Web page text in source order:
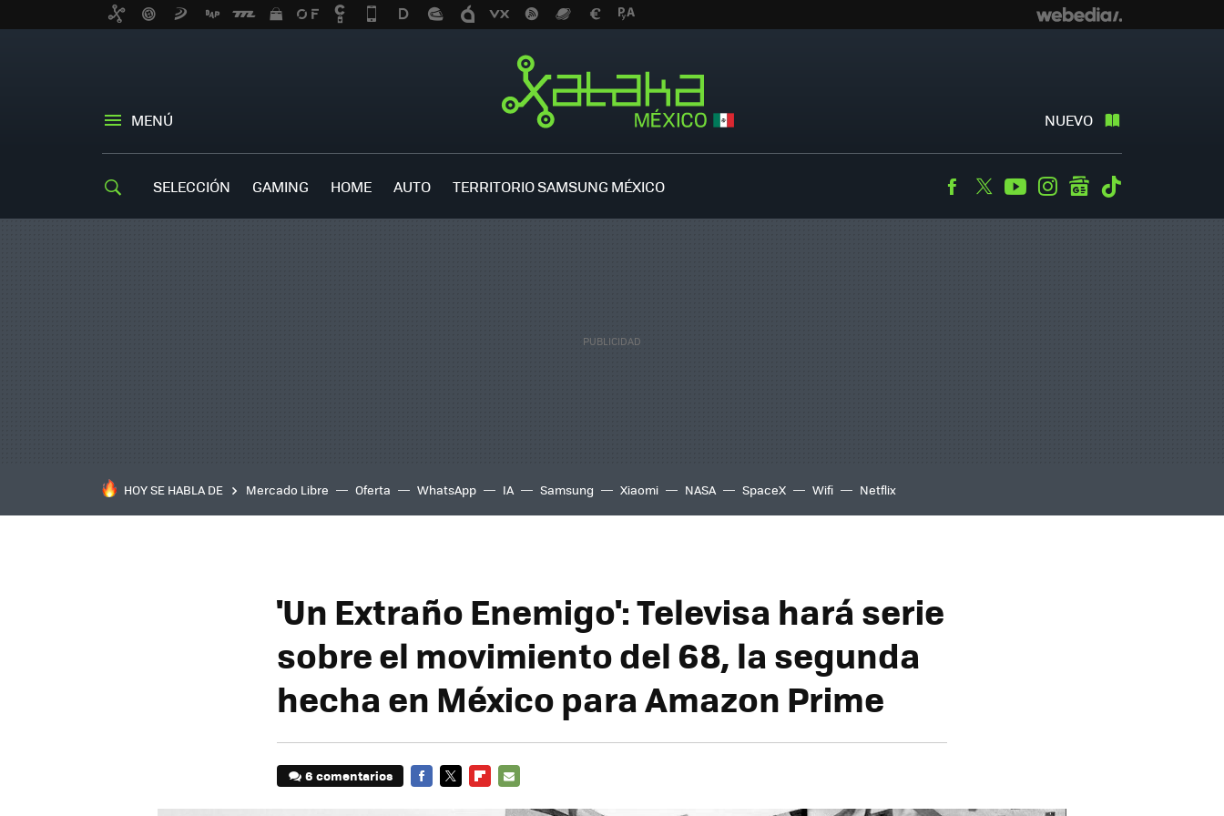
MENÚ NUEVO
SELECCIÓN GAMING HOME AUTO TERRITORIO SAMSUNG MÉXICO Facebook
TwitterYoutubeInstagramgooglenews
HOY SE HABLA DE Mercado Libre Oferta WhatsApp IA Samsung Xiaomi NASA SpaceX Wifi Netflix
'Un Extraño Enemigo': Televisa hará serie
sobre el movimiento del 68, la segunda
hecha en México para Amazon Prime
6 comentarios